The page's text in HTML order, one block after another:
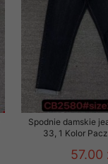
Spodnie damskie
33, 1 Kolor
57.00